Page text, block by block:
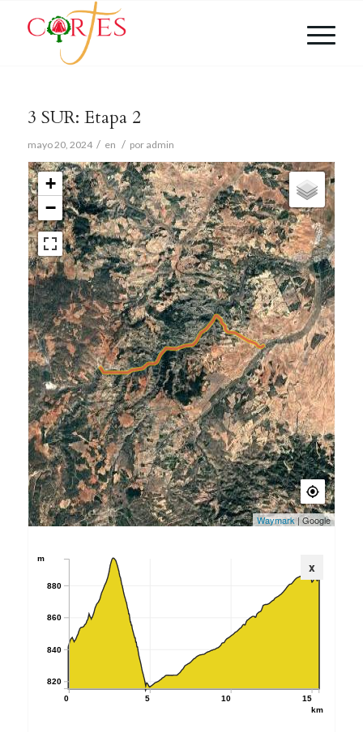
3 SUR: Etapa 2
mayo 20, 2024 / en / por admin
+
−
Waymark| Google
x
0 5 10 15
km
820
840
860
880
m